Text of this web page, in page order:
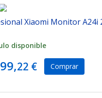
Xiaomi Monitor A24i
disponible
99,22 € Comprar